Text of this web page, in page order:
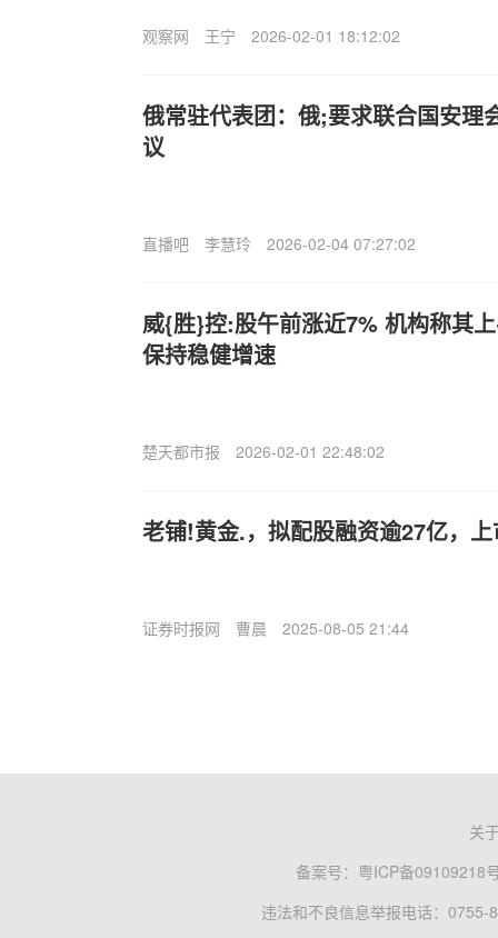
观察网 王宁 2026-02-01 18:12:02
俄常驻代表团：俄;要求联合国安理
议
直播吧 李慧玲 2026-02-04 07:27:02
威{胜}控:股午前涨近7% 机构称其
保持稳健增速
楚天都市报 2026-02-01 22:48:02
老铺!黄金.，拟配股融资逾27亿，
证券时报网 曹晨 2025-08-05 21:44
关
备案号： 粤ICP备09109218
违法和不良信息举报电话：0755-